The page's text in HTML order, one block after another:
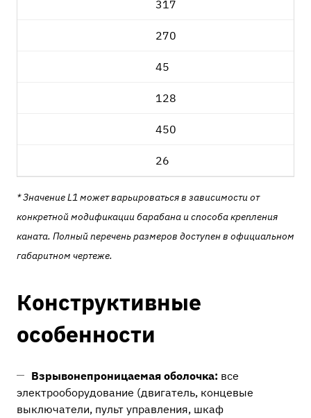
317
270
45
128
450
26
* Значение L1 может варьироваться в зависимости от
конкретной модификации барабана и способа крепления
каната. Полный перечень размеров доступен в официальном
габаритном чертеже.
Конструктивные
особенности
Взрывонепроницаемая оболочка: все
электрооборудование (двигатель, концевые
выключатели, пульт управления, шкаф